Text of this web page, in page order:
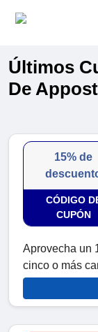
Últimos
De
15% de
CÓDIGO
CUPÓN
Aprovecha un
cinco o más